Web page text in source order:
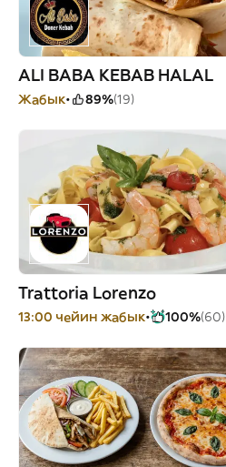
ALI BABA KEBAB HALAL
Жабык 89%(19)
Trattoria Lorenzo
13:00 чейин жабык 100%(60)